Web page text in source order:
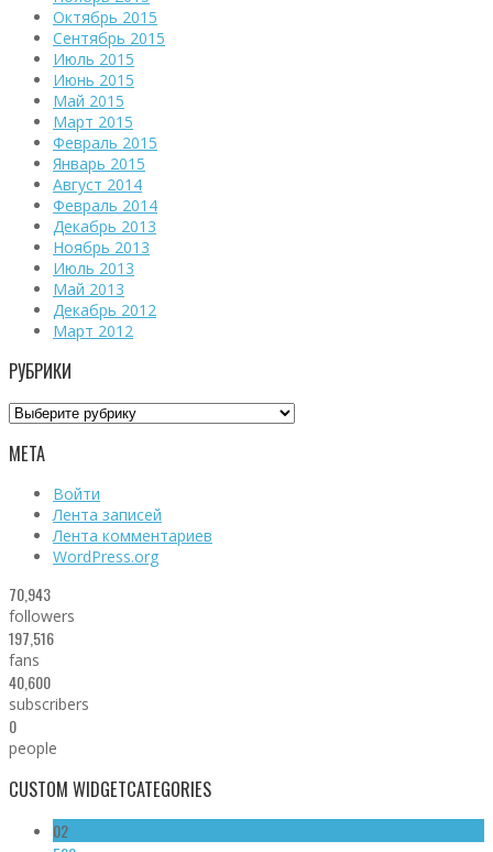
Октябрь 2015
Сентябрь 2015
Июль 2015
Июнь 2015
Май 2015
Март 2015
Февраль 2015
Январь 2015
Август 2014
Февраль 2014
Декабрь 2013
Ноябрь 2013
Июль 2013
Май 2013
Декабрь 2012
Март 2012
РУБРИКИ
Рубрики
МЕТА
Войти
Лента записей
Лента комментариев
WordPress.org
70,943
followers
197,516
fans
40,600
subscribers
0
people
CUSTOM WIDGETCATEGORIES
02